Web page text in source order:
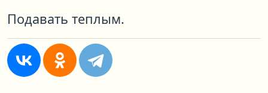
Подавать теплым.